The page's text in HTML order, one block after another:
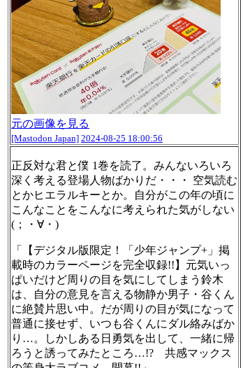
元の画像を見る
[Mastodon Japan] 2024-08-25 18:00:56
正反対な君と僕 1巻を読了。みんないろいろ
深く考える登場人物ばかりだ・・・ 空気読む
とかヒエラルキーとか。自分がこの年の頃に
こんなことをこんなに考えられた気がしない
(；・∀・)
「【デジタル版限定！「少年ジャンプ+」掲
載時のカラーページを完全収録!!】元気いっ
ぱいだけど周りの目を気にしてしまう鈴木
は、自分の意見を言える物静か男子・谷くん
に絶賛片思い中。だが周りの目が気になって
普通に接せず、いつも谷くんにダル絡みばか
り…。しかしある日勇気を出して、一緒に帰
ろうと誘ってみたところ…!? 共感マックス